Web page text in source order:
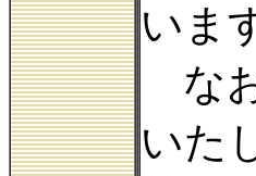
いま
な
いた